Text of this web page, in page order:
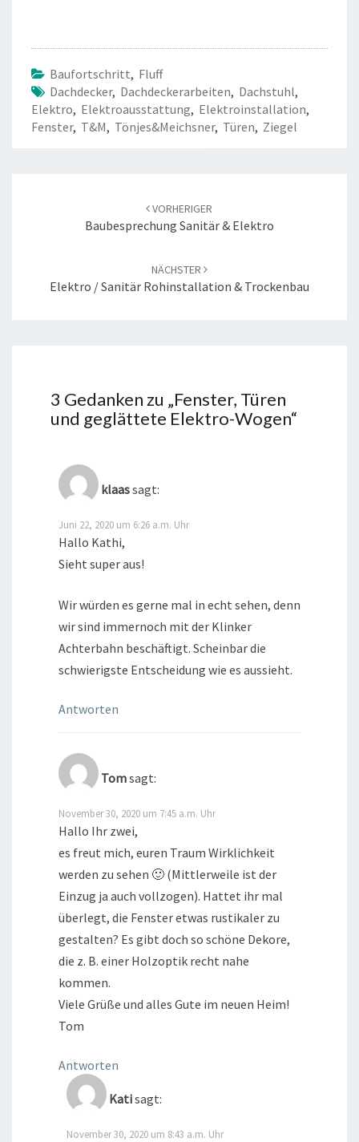
Baufortschritt, Fluff
Dachdecker, Dachdeckerarbeiten, Dachstuhl,
Elektro, Elektroausstattung, Elektroinstallation,
Fenster, T&M, Tönjes&Meichsner, Türen, Ziegel
VORHERIGER
Baubesprechung Sanitär & Elektro
NÄCHSTER
Elektro / Sanitär Rohinstallation & Trockenbau
3 Gedanken zu „Fenster, Türen
und geglättete Elektro-Wogen“
klaassagt:
Juni 22, 2020 um 6:26 a.m. Uhr
Hallo Kathi,
Sieht super aus!
Wir würden es gerne mal in echt sehen, denn
wir sind immernoch mit der Klinker
Achterbahn beschäftigt. Scheinbar die
schwierigste Entscheidung wie es aussieht.
Antworten
Tomsagt:
November 30, 2020 um 7:45 a.m. Uhr
Hallo Ihr zwei,
es freut mich, euren Traum Wirklichkeit
werden zu sehen 🙂 (Mittlerweile ist der
Einzug ja auch vollzogen). Hattet ihr mal
überlegt, die Fenster etwas rustikaler zu
gestalten? Es gibt doch so schöne Dekore,
die z. B. einer Holzoptik recht nahe
kommen.
Viele Grüße und alles Gute im neuen Heim!
Tom
Antworten
Katisagt:
November 30, 2020 um 8:43 a.m. Uhr